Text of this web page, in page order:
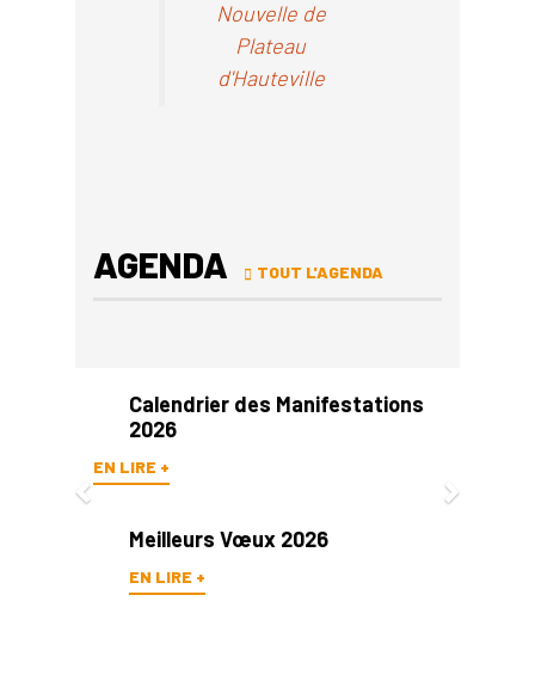
Nouvelle de
Plateau
d'Hauteville
AGENDA TOUT L'AGENDA
Calendrier des Manifestations
2026
EN LIRE +
Meilleurs Vœux 2026
EN LIRE +